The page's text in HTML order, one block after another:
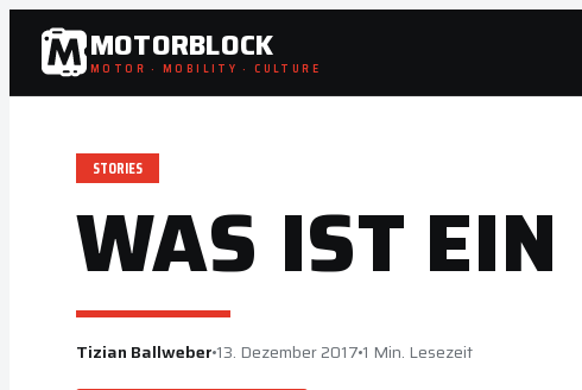
Zum
Inhalt
springen
MOTORBLOCK
MOTOR · MOBILITY · CULTURE
STORIES
WAS IST EIN
Tizian Ballweber 13. Dezember 2017 1 Min. Lesezeit